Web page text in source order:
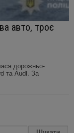
авто, троє
дорожньо-
та Audi. За